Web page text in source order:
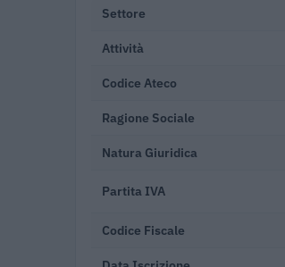
Settore
Attività
Codice Ateco
Ragione Sociale
Natura Giuridica
Partita IVA
Codice Fiscale